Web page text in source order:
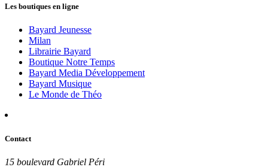
Les boutiques en ligne
Bayard Jeunesse
Milan
Librairie Bayard
Boutique Notre Temps
Bayard Media Développement
Bayard Musique
Le Monde de Théo
Contact
15 boulevard Gabriel Péri